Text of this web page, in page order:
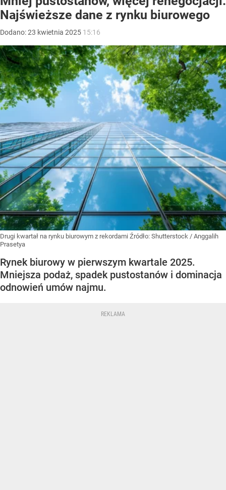
Najświeższe dane z rynku biurowego
Dodano:23 kwietnia 2025 15:16
Drugi kwartał na rynku biurowym z rekordami Źródło: Shutterstock / Anggalih
Prasetya
Rynek biurowy w pierwszym kwartale 2025.
Mniejsza podaż, spadek pustostanów i dominacja
odnowień umów najmu.